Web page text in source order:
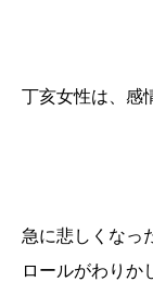
丁亥女性は、感
急に悲しくなっ
ロールがわりか